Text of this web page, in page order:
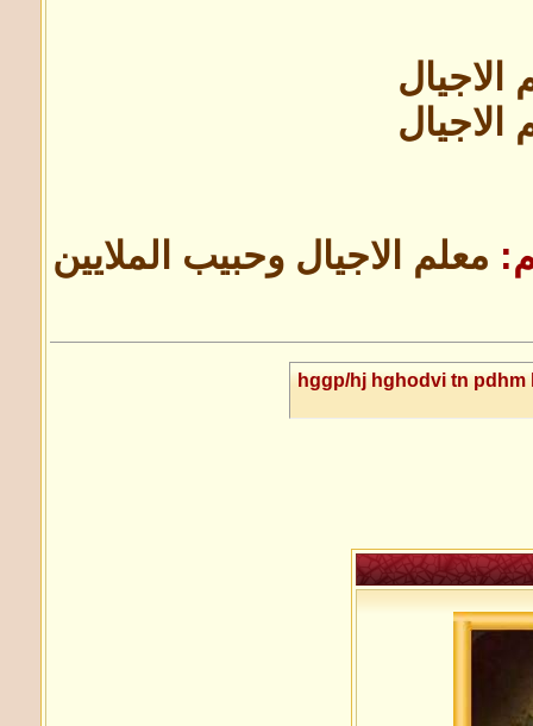
معلم الاجيال وحبيب الملايين
hggp/hj hghodvi tn pdhm